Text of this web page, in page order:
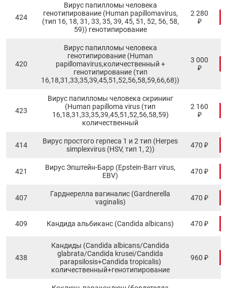
424
Вирус папилломы человека
генотипирование (Human papillomavirus,
(тип 16, 18, 31, 33, 35, 39, 45, 51, 52, 56, 58,
59)) генотипирование
2 280
₽
420
Вирус папилломы человека
генотипирование (Human
papillomavirus,количественный +
генотипирование (тип
16,18,31,33,35,39,45,51,52,56,58,59,66,68))
3 000
₽
423
Вирус папилломы человека скрининг
(Human papilloma virus (тип
16,18,31,33,35,39,45,51,52,56,58,59)
количественный
2 160
₽
414
Вирус простого герпеса 1 и 2 тип (Herpes
simplexvirus (HSV, тип 1, 2))
470 ₽
421
Вирус Эпштейн-Барр (Epstein-Barr virus,
EBV)
470 ₽
407
Гарднерелла вагиналис (Gardnerella
vaginalis)
470 ₽
409 Кандида альбиканс (Candida albicans) 470 ₽
438
Кандиды (Candida albicans/Candida
glabrata/Candida krusei/Candida
parapsilosis+Candida tropicalis)
количественный+генотипирование
960 ₽